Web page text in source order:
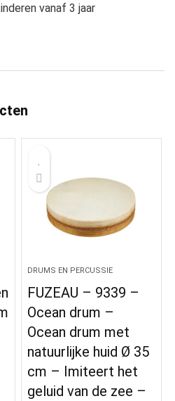
vanaf 3 jaar
DRUMS EN PERCUSSIE
FUZEAU – 9339 –
Ocean drum –
Ocean drum met
natuurlijke huid Ø 35
cm – Imiteert het
geluid van de zee –